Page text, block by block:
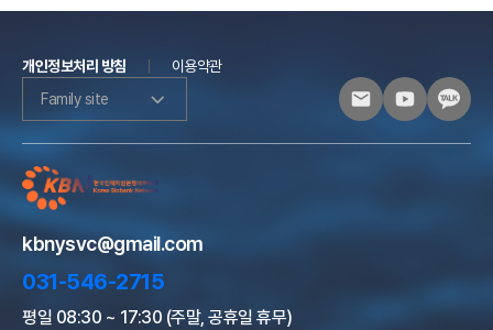
으
으
으
막
개인정보처리 방침
이용약관
Family site
kbnysvc@gmail.com
031-546-2715
평일 08:30 ~ 17:30 (주말, 공휴일 휴무)